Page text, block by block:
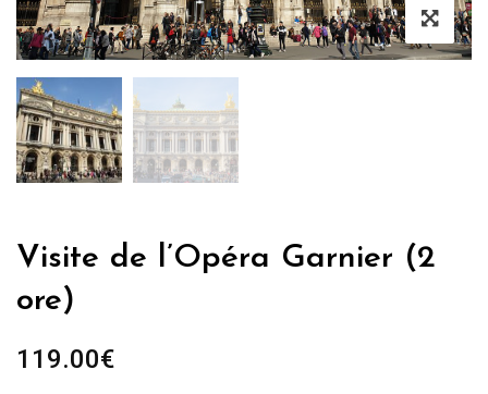
Visite de l’Opéra Garnier (2
ore)
119.00€